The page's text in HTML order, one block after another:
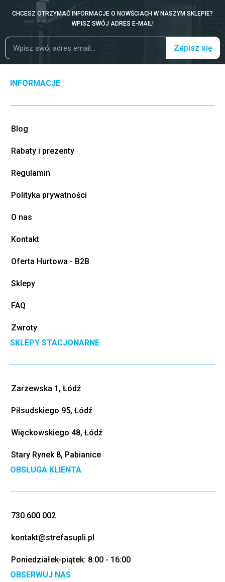
CHCESZ OTRZYMAĆ INFORMACJE O NOWŚCIACH W NASZYM SKLEPIE?
WPISZ SWÓJ ADRES E-MAIL!
Zapisz się
INFORMACJE
Blog
Rabaty i prezenty
Regulamin
Polityka prywatności
O nas
Kontakt
Oferta Hurtowa - B2B
Sklepy
FAQ
Zwroty
SKLEPY STACJONARNE
Zarzewska 1, Łódź
Piłsudskiego 95, Łódź
Więckowskiego 48, Łódź
Stary Rynek 8, Pabianice
OBSŁUGA KLIENTA
730 600 002
kontakt@strefasupli.pl
Poniedziałek-piątek: 8:00 - 16:00
OBSERWUJ NAS